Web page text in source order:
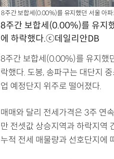
8주간 보합세(0.00%)를 유지했던 서울 아
8주간 보합세(0.00%)를 유지
에 하락했다.ⓒ데일리안DB
8주간 보합세(0.00%)를 유지했
락했다. 도봉, 송파구는 대단지
업 예정단지 위주로 떨어졌다.
매매와 달리 전세가격은 3주 연
만 전셋값 상승지역과 하락지역
누적 전세 매물량과 선호단지에